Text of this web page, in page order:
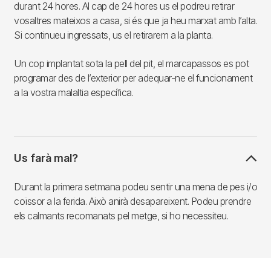
durant 24 hores. Al cap de 24 hores us el podreu retirar
vosaltres mateixos a casa, si és que ja heu marxat amb l’alta.
Si continueu ingressats, us el retirarem a la planta.
Un cop implantat sota la pell del pit, el marcapassos es pot
programar des de l’exterior per adequar-ne el funcionament
a la vostra malaltia específica.
Us farà mal?
Durant la primera setmana podeu sentir una mena de pes i/o
coïssor a la ferida. Això anirà desapareixent. Podeu prendre
els calmants recomanats pel metge, si ho necessiteu.